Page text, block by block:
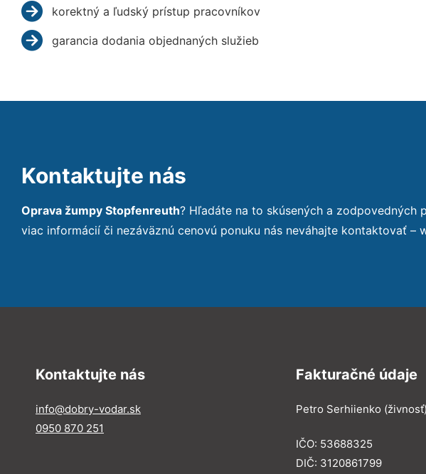
korektný a ľudský prístup pracovníkov
garancia dodania objednaných služieb
Kontaktujte nás
Oprava žumpy Stopfenreuth? Hľadáte na to skúsených a zodpovedných
viac informácií či nezáväznú cenovú ponuku nás neváhajte kontaktovať –
Kontaktujte nás
info@dobry-vodar.sk
0950 870 251
Fakturačné údaje
Petro Serhiienko (živnosť)
IČO: 53688325
DIČ: 3120861799